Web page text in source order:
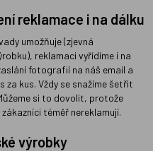
reklamace i na dálku
umožňuje (zjevná
reklamaci vyřídíme i na
fotografií na náš email a
za kus. Vždy se snažíme šetřit
si to dovolit, protože
téměř nereklamují.
výrobky